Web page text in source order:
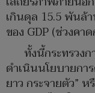
เกินดุล 15.5 พันล้
ของ GDP (ช่วงคา
ทั้งนี้กระทรวง
ดำเนินนโยบายกา
ยาว กระจายตัว”